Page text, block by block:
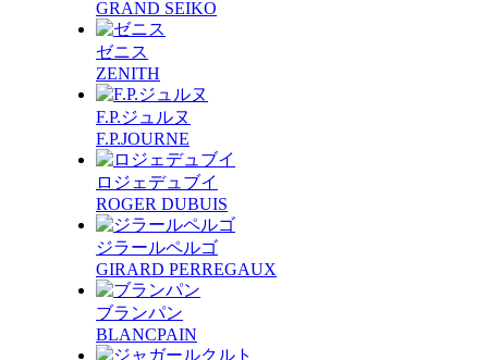
GRAND SEIKO
ゼニス
ZENITH
F.P.ジュルヌ
F.P.JOURNE
ロジェデュブイ
ROGER DUBUIS
ジラールペルゴ
GIRARD PERREGAUX
ブランパン
BLANCPAIN